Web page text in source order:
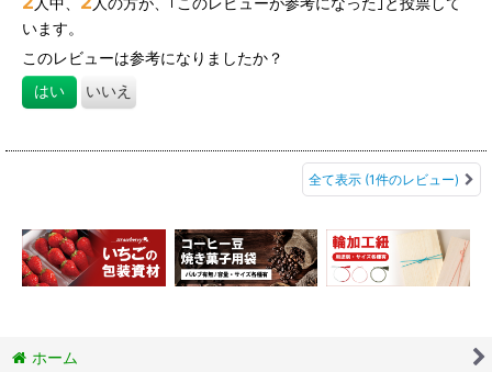
います。
このレビューは参考になりましたか？
はい いいえ
全て表示 (1件のレビュー)
ホーム